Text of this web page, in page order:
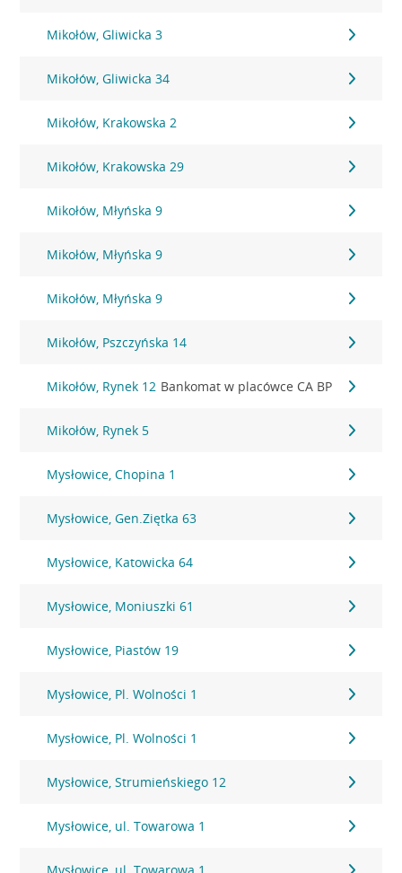
Mikołów, Gliwicka 3
Mikołów, Gliwicka 34
Mikołów, Krakowska 2
Mikołów, Krakowska 29
Mikołów, Młyńska 9
Mikołów, Młyńska 9
Mikołów, Młyńska 9
Mikołów, Pszczyńska 14
Mikołów, Rynek 12 Bankomat w placówce CA BP
Mikołów, Rynek 5
Mysłowice, Chopina 1
Mysłowice, Gen.Ziętka 63
Mysłowice, Katowicka 64
Mysłowice, Moniuszki 61
Mysłowice, Piastów 19
Mysłowice, Pl. Wolności 1
Mysłowice, Pl. Wolności 1
Mysłowice, Strumieńskiego 12
Mysłowice, ul. Towarowa 1